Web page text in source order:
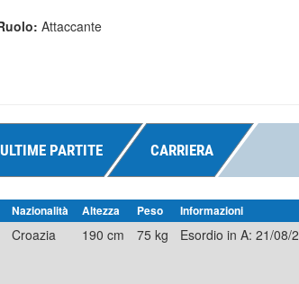
Attaccante
ULTIME PARTITE CARRIERA
Nazionalità Altezza Peso Informazioni
Croazia 190 cm 75 kg Esordio in A: 21/08/